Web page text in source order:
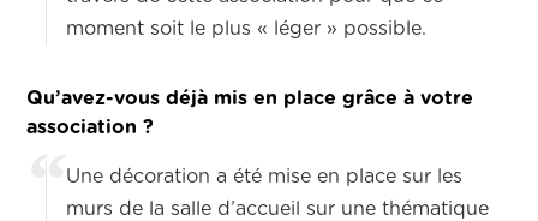
moment soit le plus « léger » possible.
Qu’avez-vous déjà mis en place grâce à votre
association ?
Une décoration a été mise en place sur les
murs de la salle d’accueil sur une thématique